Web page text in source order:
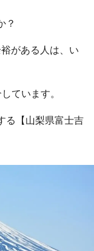
？
がある人は、い
ています。
る【山梨県富士吉